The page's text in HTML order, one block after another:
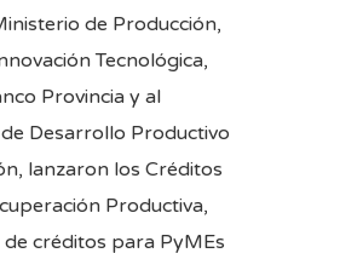
de Producción,
Tecnológica,
Provincia y al
Desarrollo Productivo
lanzaron los Créditos
Productiva,
créditos para PyMEs